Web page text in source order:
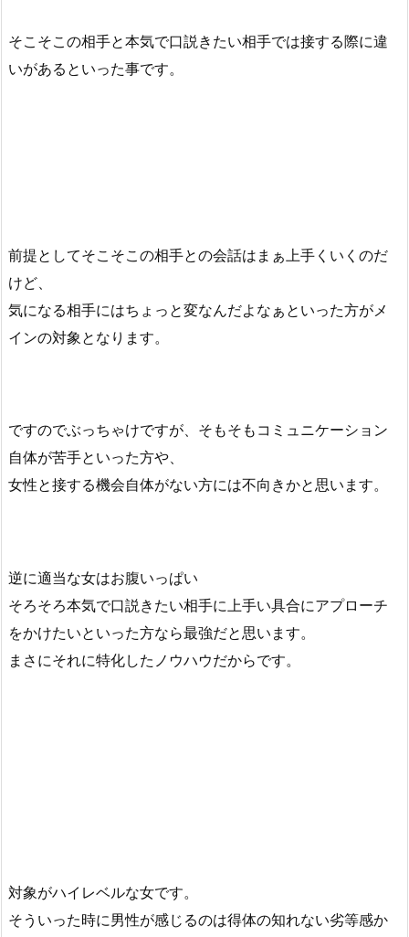
そこそこの相手と本気で口説きたい相手では接する際に違
いがあるといった事です。
前提としてそこそこの相手との会話はまぁ上手くいくのだ
けど、
気になる相手にはちょっと変なんだよなぁといった方がメ
インの対象となります。
ですのでぶっちゃけですが、そもそもコミュニケーション
自体が苦手といった方や、
女性と接する機会自体がない方には不向きかと思います。
逆に適当な女はお腹いっぱい
そろそろ本気で口説きたい相手に上手い具合にアプローチ
をかけたいといった方なら最強だと思います。
まさにそれに特化したノウハウだからです。
対象がハイレベルな女です。
そういった時に男性が感じるのは得体の知れない劣等感か